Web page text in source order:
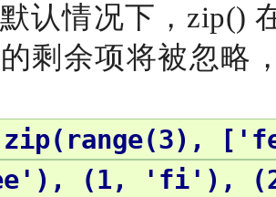
默认情况下， zip()
剩余项将被忽略
(1, 'fi'),